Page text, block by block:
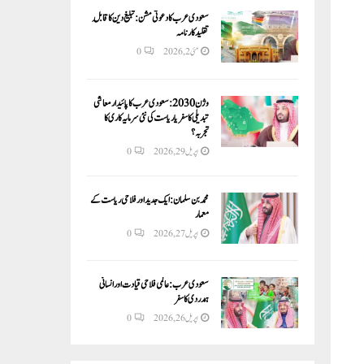
سعودی عرب کا دعوتی مشن: تبلیغ دین کا قابلِ
تقلید کارنامہ
مئی 2, 2026 0
وژن 2030:سعودی عرب کا پائیدار معاشی
تبدیلی کا سفر یا ریاست کی نئی سرمایہ کاری کا
تجربہ؟
اپریل 29, 2026 0
محمد بن سلمان: ایک جدید اور فلاحی ریاست کے
معمار
اپریل 27, 2026 0
سعودی عرب: عالمی فلاحی قیادت اور انسانی
ہمدردی کا سفر
اپریل 26, 2026 0